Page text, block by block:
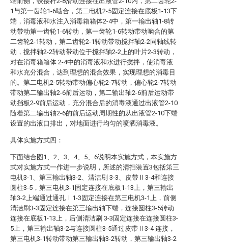
1与第一齿轮1-6啮合，第二电机2-5固定连接在底板1-13下
端，消毒液和水注入消毒箱箱体2-4中，第一输出轴1-8转
动带动第一齿轮1-6转动，第一齿轮1-6转动带动啮合的第
二齿轮2-1转动，第二齿轮2-1转动带动搅拌轴2-2同轴线转
动，搅拌轴2-2转动带动位于搅拌轴2-2上的叶片2-3转动，
对在消毒箱箱体 2-4中的消毒液和水进行搅拌，使消毒液
和水充分混合，达到理想的混合效果，实现理想的消毒目
的。第二电机2-5转动带动偏心轮2-7转动，偏心轮2-7转动
带动第二输出轴2-6前后运动，第二输出轴2-6前后运动带
动挡板2-9前后运动，充分混合后的消毒液通过出液管2-10
随着第二输出轴2-6的前后运动周期性的从出液管2-10下端
设置的出液口排出，对地面进行均匀的喷洒消毒液。
具体实施方式四：
下面结合图1、2、3、4、5、6说明本实施方式，本实施方
式对实施方式一作进一步说明，所述的清扫装置3包括第三
电机3-1、第三输出轴3-2、清洁刷 3-3、皮带Ⅱ3-4和连接
圆柱3-5，第三电机3-1固定连接在底板1-13上，第三输出
轴3-2上端通过通孔Ⅰ1-3固定连接在第三电机3-1上，前侧
清洁刷3-3固定连接在第三输出轴下端，连接圆柱3-5转动
连接在底板1-13上，后侧清洁刷 3-3固定连接在连接圆柱3-
5上，第三输出轴3-2与连接圆柱3-5通过皮带Ⅱ3-4 连接，
第三电机3-1转动带动第三输出轴3-2转动，第三输出轴3-2